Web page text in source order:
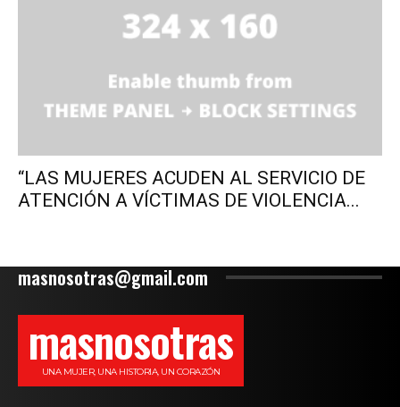
“LAS MUJERES ACUDEN AL SERVICIO DE
ATENCIÓN A VÍCTIMAS DE VIOLENCIA...
masnosotras@gmail.com
masnosotras
UNA MUJER, UNA HISTORIA, UN CORAZÓN